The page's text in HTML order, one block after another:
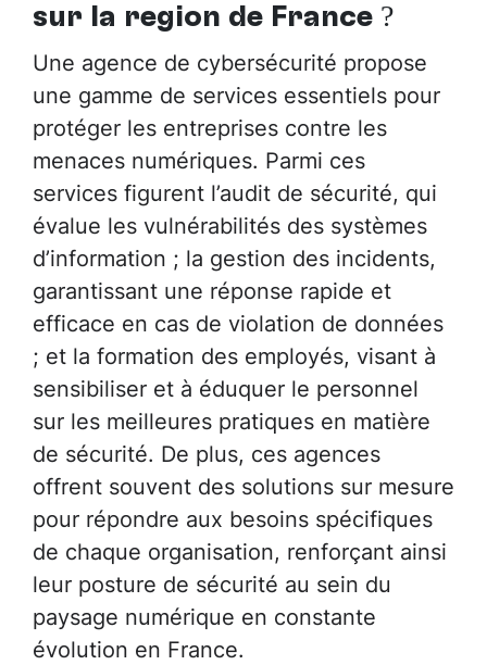
sur la région de France ?
Une agence de cybersécurité propose
une gamme de services essentiels pour
protéger les entreprises contre les
menaces numériques. Parmi ces
services figurent l’audit de sécurité, qui
évalue les vulnérabilités des systèmes
d’information ; la gestion des incidents,
garantissant une réponse rapide et
efficace en cas de violation de données
; et la formation des employés, visant à
sensibiliser et à éduquer le personnel
sur les meilleures pratiques en matière
de sécurité. De plus, ces agences
offrent souvent des solutions sur mesure
pour répondre aux besoins spécifiques
de chaque organisation, renforçant ainsi
leur posture de sécurité au sein du
paysage numérique en constante
évolution en France.